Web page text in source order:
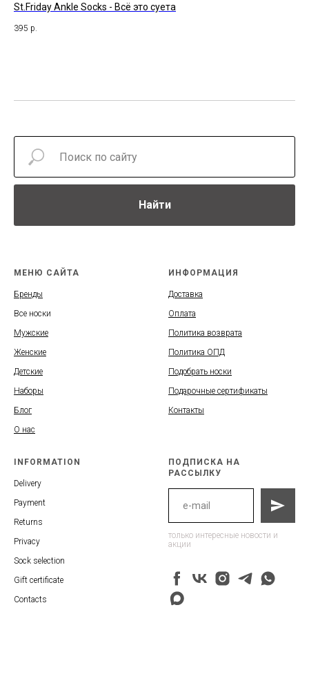
St.Friday Ankle Socks - Всё это суета
395 р.
Найти
МЕНЮ САЙТА
Бренды
Все носки
Мужские
Женские
Детские
Наборы
Блог
О нас
ИНФОРМАЦИЯ
Доставка
Оплата
Политика возврата
Политика ОПД
Подобрать носки
Подарочные сертификаты
Контакты
INFORMATION
Delivery
Payment
Returns
Privacy
Sock selection
Gift certificate
Contacts
ПОДПИСКА НА
РАССЫЛКУ
только интересные новости и
акции